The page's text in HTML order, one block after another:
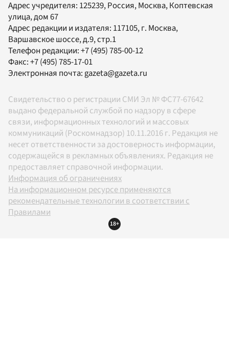
Адрес учредителя: 125239, Россия, Москва, Коптевская
улица, дом 67
Адрес редакции и издателя: 117105, г. Москва,
Варшавское шоссе, д.9, стр.1
Телефон редакции:+7 (495) 785-00-12
Факс:+7 (495) 785-17-01
Электронная почта:gazeta@gazeta.ru
Свидетельство о регистрации СМИ Эл № ФС77-67642
выдано федеральной службой по надзору в сфере
связи, информационных технологий и массовых
коммуникаций (Роскомнадзор) 10.11.2016 г. Редакция не
несет ответственности за достоверность информации,
содержащейся в рекламных объявлениях. Редакция не
предоставляет справочной информации.
Информация об ограничениях
На информационном ресурсе применяются
рекомендательные технологии в соответствии с
Правилами
18+